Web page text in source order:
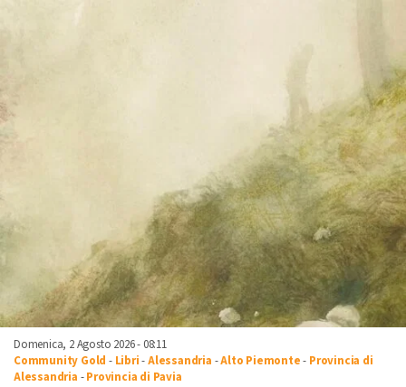
Domenica, 2 Agosto 2026 - 08:11
Community Gold - Libri-Alessandria -Alto Piemonte- Provincia di
Alessandria -Provincia di Pavia